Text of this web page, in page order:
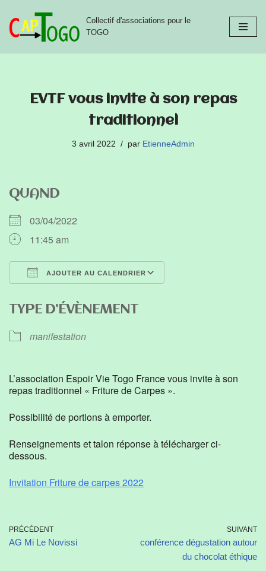
Aller
Collectif d'associations pour le
TOGO
EVTF vous invite à son repas
traditionnel
3 avril 2022 par EtienneAdmin
QUAND
03/04/2022
11:45 am
AJOUTER AU CALENDRIER
TYPE D’ÉVÈNEMENT
manifestation
L’association Espoir Vie Togo France vous invite à son
repas traditionnel « Friture de Carpes ».
Possibilité de portions à emporter.
Renseignements et talon réponse à télécharger ci-
dessous.
Invitation Friture de carpes 2022
PRÉCÉDENT
AG Mi Le Novissi
SUIVANT
conférence dégustation autour
du chocolat éthique